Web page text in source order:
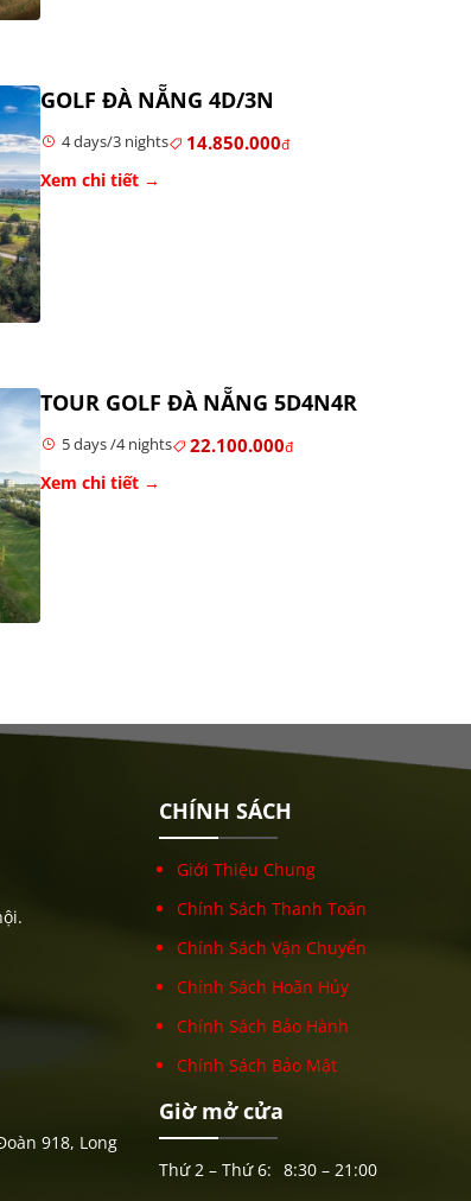
GOLF ĐÀ NẴNG 4D/3N
4 days/3 nights 14.850.000đ
Xem chi tiết →
TOUR GOLF ĐÀ NẴNG 5D4N4R
5 days /4 nights 22.100.000đ
Xem chi tiết →
918, Long
CHÍNH SÁCH
Giới Thiệu Chung
Chính Sách Thanh Toán
Chính Sách Vận Chuyển
Chính Sách Hoãn Hủy
Chính Sách Bảo Hành
Chính Sách Bảo Mật
Giờ mở cửa
Thứ 2 – Thứ 6: 8:30 – 21:00